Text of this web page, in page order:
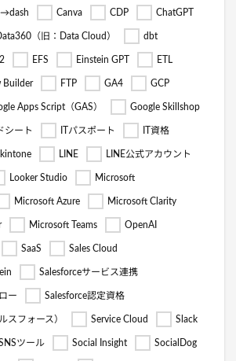
Canva CDP ChatGPT
Data360（旧：Data Cloud） dbt
EFS Einstein GPT ETL
Builder FTP GA4 GCP
Apps Script（GAS） Google Skillshop
シート ITパスポート IT資格
kintone LINE LINE公式アカウント
Looker Studio Microsoft
Microsoft Azure Microsoft Clarity
Microsoft Teams OpenAI
SaaS Sales Cloud
Salesforceサービス連携
ー Salesforce認定資格
スフォース） Service Cloud Slack
ツール Social Insight SocialDog